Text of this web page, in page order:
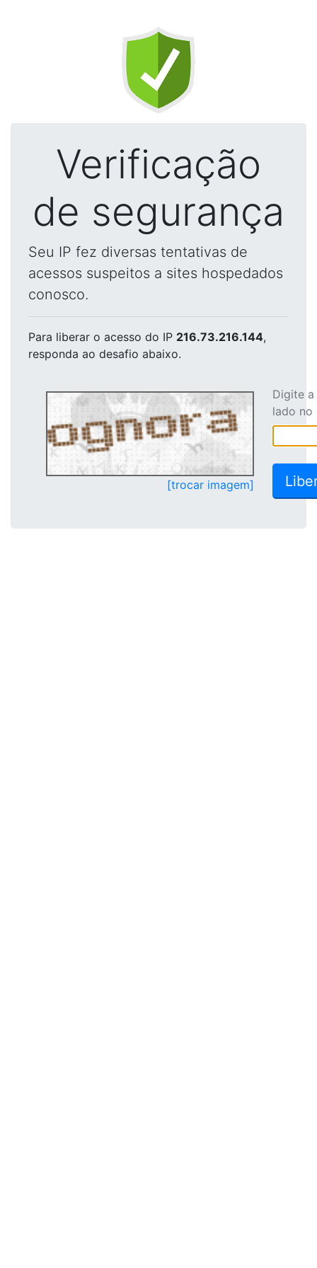
Verificação
de segurança
Seu IP fez diversas tentativas de
acessos suspeitos a sites hospedados
conosco.
Para liberar o acesso do IP 216.73.216.144,
responda ao desafio abaixo.
[trocar imagem]
Digite
lado no